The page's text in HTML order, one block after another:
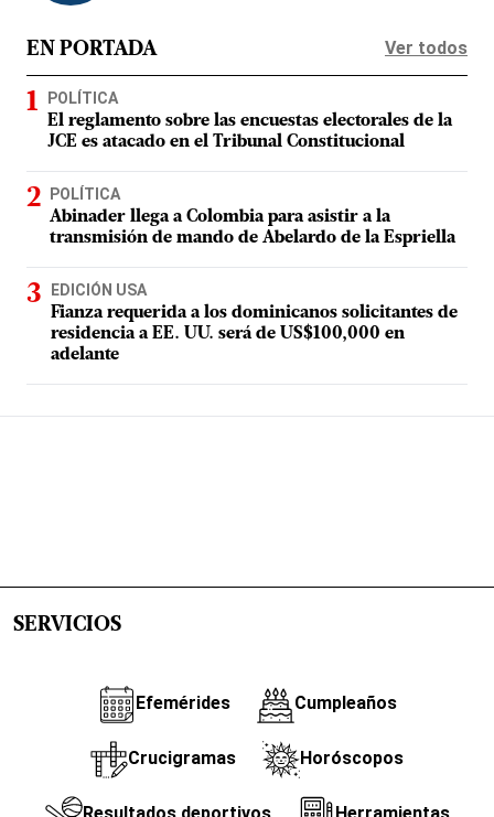
EN PORTADA Ver todos
POLÍTICA
El reglamento sobre las encuestas electorales de la
JCE es atacado en el Tribunal Constitucional
POLÍTICA
Abinader llega a Colombia para asistir a la
transmisión de mando de Abelardo de la Espriella
EDICIÓN USA
Fianza requerida a los dominicanos solicitantes de
residencia a EE. UU. será de US$100,000 en
adelante
SERVICIOS
Efemérides Cumpleaños
Crucigramas Horóscopos